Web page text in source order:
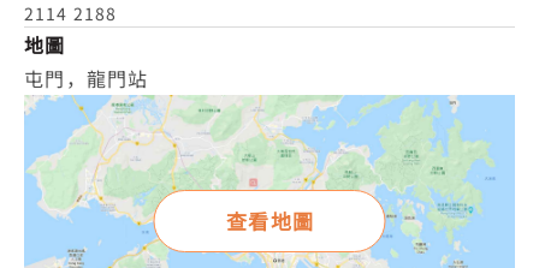
2114 2188
地圖
屯門，龍門站
查看地圖